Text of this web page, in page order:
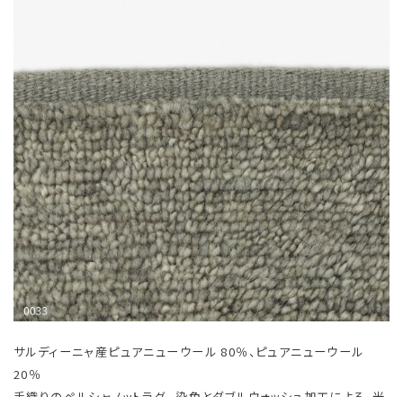
サルディーニャ産ピュアニューウール 80％、ピュアニューウール
20％